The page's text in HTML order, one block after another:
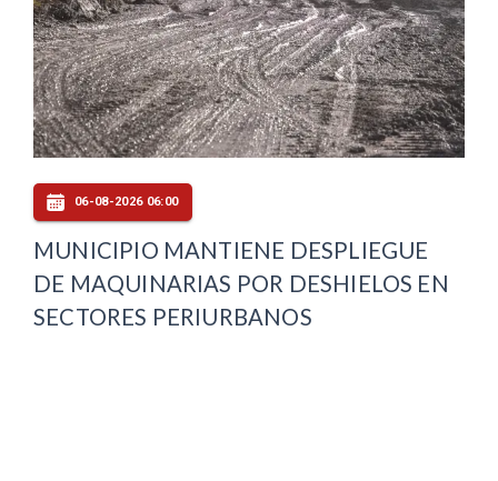
06-08-2026 06:00
MUNICIPIO MANTIENE DESPLIEGUE
DE MAQUINARIAS POR DESHIELOS EN
SECTORES PERIURBANOS